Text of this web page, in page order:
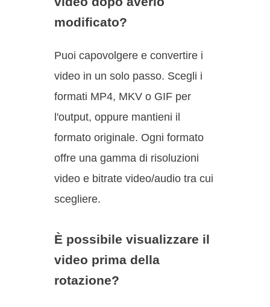
modificato?
Puoi capovolgere e convertire i
video in un solo passo. Scegli i
formati MP4, MKV o GIF per
l'output, oppure mantieni il
formato originale. Ogni formato
offre una gamma di risoluzioni
video e bitrate video/audio tra cui
scegliere.
È possibile visualizzare il
video prima della
rotazione?